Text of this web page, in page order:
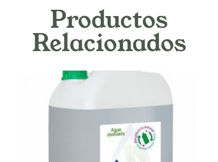
Productos
Relacionados